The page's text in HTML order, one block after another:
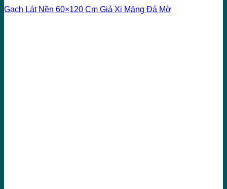
Gạch Lát Nền 60×120 Cm Giả Xi Măng Đá Mờ